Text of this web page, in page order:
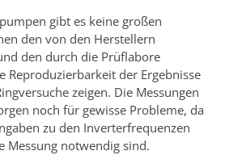
gibt es keine großen
den von den Herstellern
den durch die Prüflabore
Reproduzierbarkeit der Ergebnisse
zeigen. Die Messungen
noch für gewisse Probleme, da
zu den Inverterfrequenzen
Messung notwendig sind.